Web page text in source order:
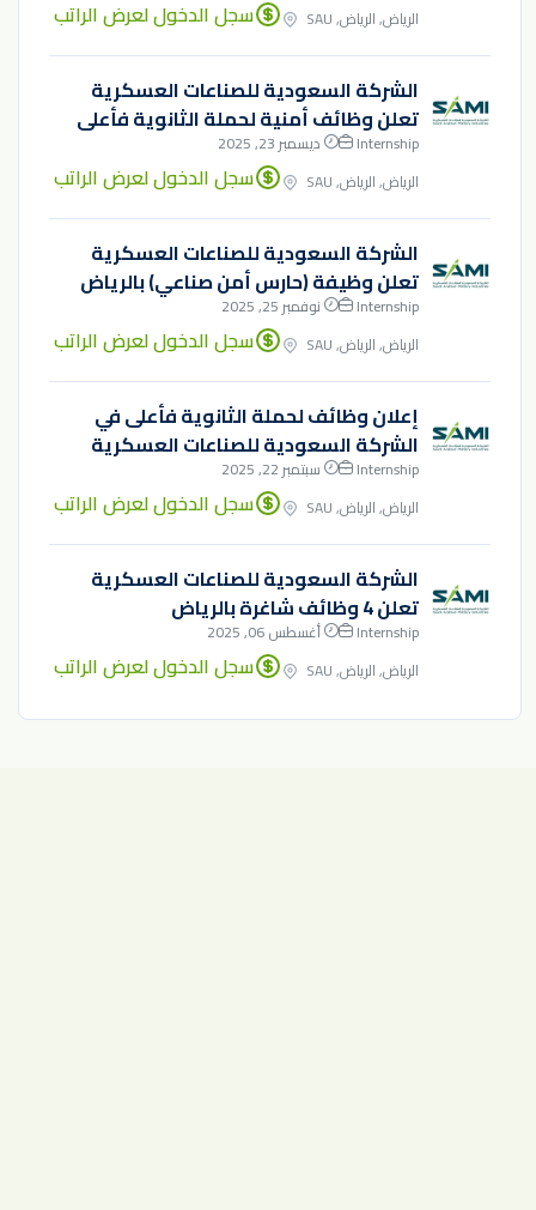
الرياض, الرياض, SAU سجل الدخول لعرض الراتب
الشركة السعودية للصناعات العسكرية
تعلن وظائف أمنية لحملة الثانوية فأعلى
Internship
ديسمبر 23, 2025
الرياض, الرياض, SAU
سجل الدخول لعرض الراتب
الشركة السعودية للصناعات العسكرية
تعلن وظيفة (حارس أمن صناعي) بالرياض
Internship
نوفمبر 25, 2025
الرياض, الرياض, SAU
سجل الدخول لعرض الراتب
إعلان وظائف لحملة الثانوية فأعلى في
الشركة السعودية للصناعات العسكرية
Internship
سبتمبر 22, 2025
الرياض, الرياض, SAU
سجل الدخول لعرض الراتب
الشركة السعودية للصناعات العسكرية
تعلن 4 وظائف شاغرة بالرياض
Internship
أغسطس 06, 2025
الرياض, الرياض, SAU
سجل الدخول لعرض الراتب